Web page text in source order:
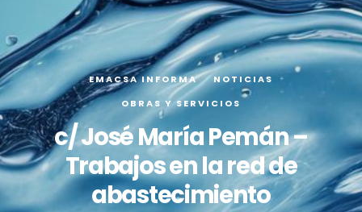
EMACSA INFORMA
NOTICIAS
OBRAS Y SERVICIOS
c/ José María Pemán –
Trabajos en la red de
abastecimiento